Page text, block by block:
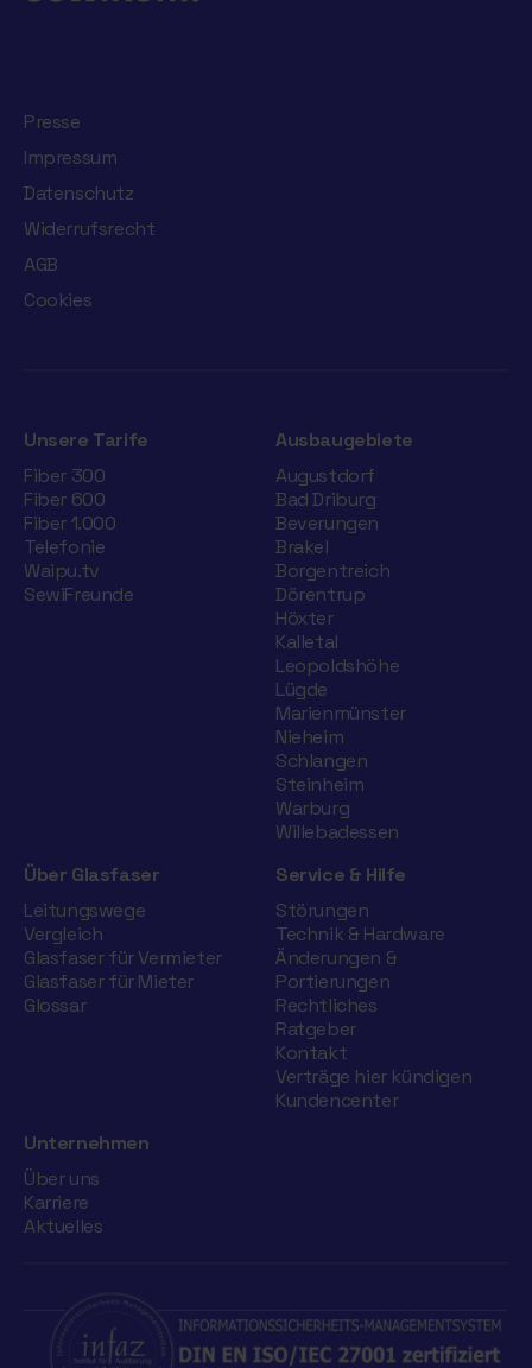
Presse
Impressum
Datenschutz
Widerrufsrecht
AGB
Cookies
Unsere Tarife
Fiber 300
Fiber 600
Fiber 1.000
Telefonie
Waipu.tv
SewiFreunde
Ausbaugebiete
Augustdorf
Bad Driburg
Beverungen
Brakel
Borgentreich
Dörentrup
Höxter
Kalletal
Leopoldshöhe
Lügde
Marienmünster
Nieheim
Schlangen
Steinheim
Warburg
Willebadessen
Über Glasfaser
Leitungswege
Vergleich
Glasfaser für Vermieter
Glasfaser für Mieter
Glossar
Service & Hilfe
Störungen
Technik & Hardware
Änderungen &
Portierungen
Rechtliches
Ratgeber
Kontakt
Verträge hier kündigen
Kundencenter
Unternehmen
Über uns
Karriere
Aktuelles